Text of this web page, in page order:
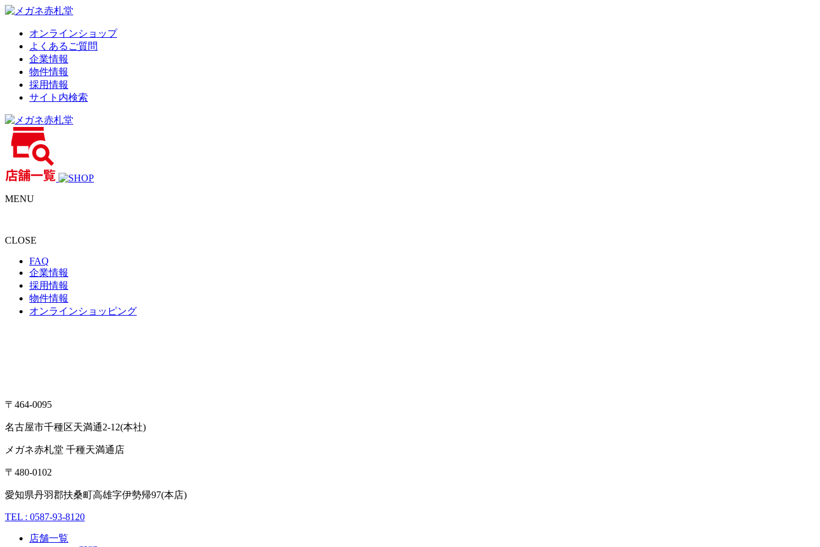
オンラインショップ
よくあるご質問
企業情報
物件情報
採用情報
サイト内検索
MENU
CLOSE
FAQ
企業情報
採用情報
物件情報
オンラインショッピング
〒464-0095
名古屋市千種区天満通2-12(本社)
メガネ赤札堂 千種天満通店
〒480-0102
愛知県丹羽郡扶桑町高雄字伊勢帰97(本店)
TEL : 0587-93-8120
店舗一覧